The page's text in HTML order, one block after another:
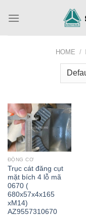
HOME /
ĐỘNG CƠ
Trục cát đăng cụt
mặt bích 4 lỗ mã
0670 (
680x57x4x165
xM14)
AZ9557310670